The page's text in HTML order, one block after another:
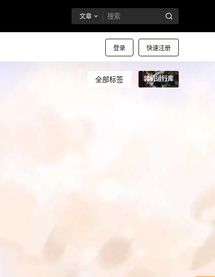
文章
登录 快速注册
全部标签 装机运行库